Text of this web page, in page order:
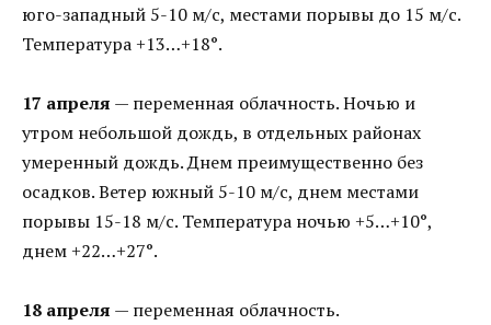
юго-западный 5-10 м/с, местами порывы до 15 м/с.
Температура +13…+18°.
17 апреля — переменная облачность. Ночью и
утром небольшой дождь, в отдельных районах
умеренный дождь. Днем преимущественно без
осадков. Ветер южный 5-10 м/с, днем местами
порывы 15-18 м/с. Температура ночью +5…+10°,
днем +22…+27°.
18 апреля — переменная облачность.